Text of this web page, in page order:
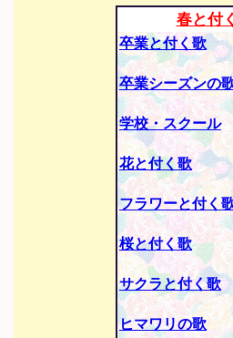
春と付
卒業と付く歌
卒業シーズンの
学校・スクール
花と付く歌
フラワーと付く
桜と付く歌
サクラと付く歌
ヒマワリの歌